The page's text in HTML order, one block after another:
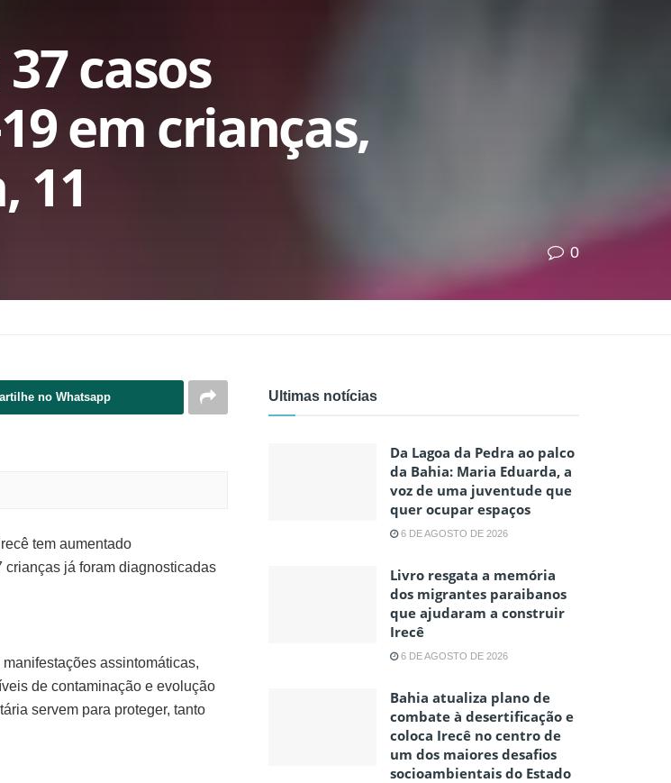
casos
em crianças,
11
0
no Whatsapp
tem aumentado
já foram diagnosticadas
assintomáticas,
de contaminação e evolução
servem para proteger, tanto
Ultimas notícias
Da Lagoa da Pedra ao palco
da Bahia: Maria Eduarda, a
voz de uma juventude que
quer ocupar espaços
6 DE AGOSTO DE 2026
Livro resgata a memória
dos migrantes paraibanos
que ajudaram a construir
Irecê
6 DE AGOSTO DE 2026
Bahia atualiza plano de
combate à desertificação e
coloca Irecê no centro de
um dos maiores desafios
socioambientais do Estado